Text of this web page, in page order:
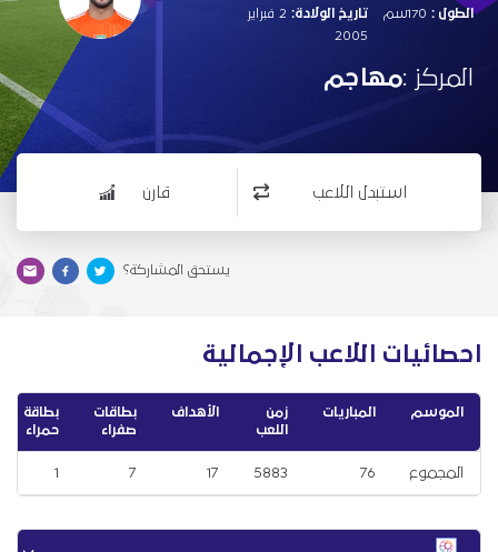
الطول :
تاريخ الولادة:
2 فبراير
2005
المركز :مهاجم
استبدل اللاعب قارن
يستحق المشاركة؟
احصائيات اللاعب الإجمالية
الموسم المباريات
زمن
اللعب
الأهداف
بطاقات
صفراء
بطاقة
حمراء
المجموع 76
5883
17
7
1